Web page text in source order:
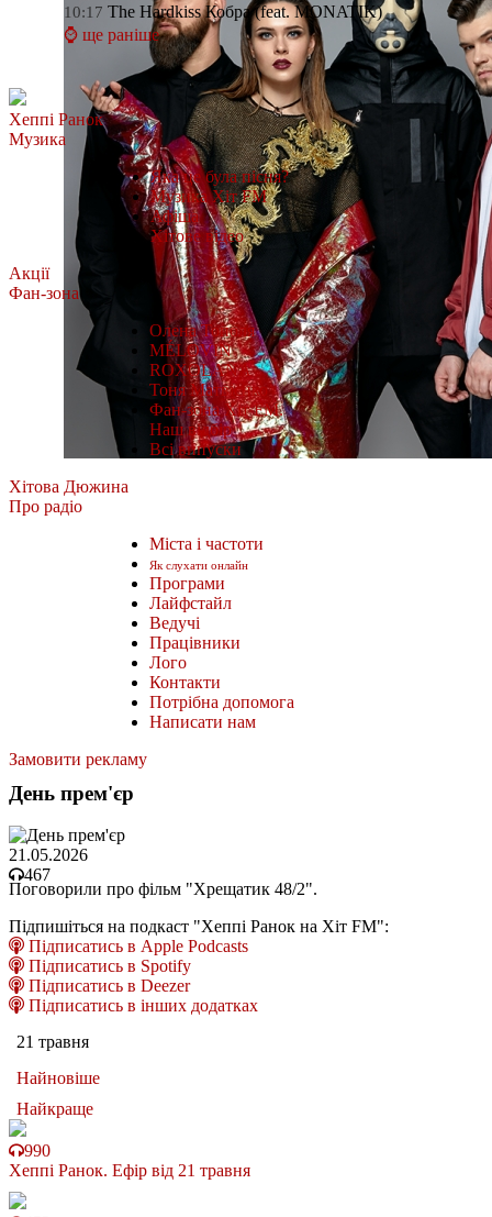
10:17 The Hardkiss Кобра (feat. MONATIK)
⌚ ще раніше
Хеппі Ранок
Музика
Яка це була пісня?
Музика Хіт FM
Афіша
Хітове відео
Акції
Фан-зона
Олена Тополя
MÉLOVIN
ROXOLANA
Тоня Матвієнко
Фан-зона Хіт FM.
Наш відбір
Всі випуски
Хітова Дюжина
Про радіо
Міста і частоти
Як слухати онлайн
Програми
Лайфстайл
Ведучі
Працівники
Лого
Контакти
Потрібна допомога
Написати нам
Замовити рекламу
День прем'єр
21.05.2026
467
Поговорили про фільм "Хрещатик 48/2".
Підпишіться на подкаст "Хеппі Ранок на Хіт FM":
Підписатись в Apple Podcasts
Підписатись в Spotify
Підписатись в Deezer
Підписатись в інших додатках
21 травня
Найновіше
Найкраще
990
Хеппі Ранок. Ефір від 21 травня